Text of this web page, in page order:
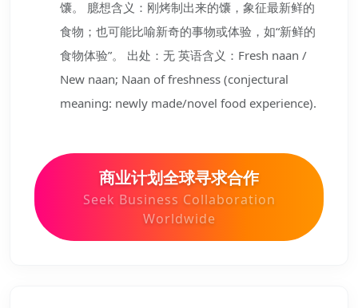
馕。 臆想含义：刚烤制出来的馕，象征最新鲜的
食物；也可能比喻新奇的事物或体验，如“新鲜的
食物体验”。 出处：无 英语含义：Fresh naan /
New naan; Naan of freshness (conjectural
meaning: newly made/novel food experience).
商业计划全球寻求合作
Seek Business Collaboration
Worldwide